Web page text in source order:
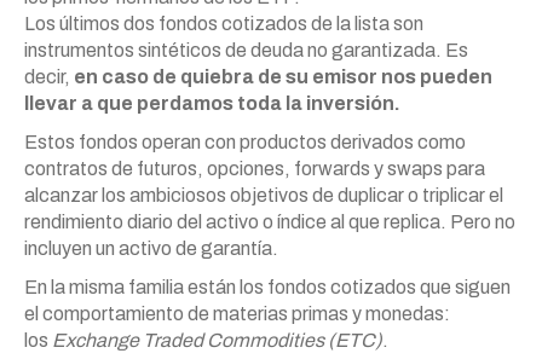
Los últimos dos fondos cotizados de la lista son
instrumentos sintéticos de deuda no garantizada. Es
decir, en caso de quiebra de su emisor nos pueden
llevar a que perdamos toda la inversión.
Estos fondos operan con productos derivados como
contratos de futuros, opciones, forwards y swaps para
alcanzar los ambiciosos objetivos de duplicar o triplicar el
rendimiento diario del activo o índice al que replica. Pero no
incluyen un activo de garantía.
En la misma familia están los fondos cotizados que siguen
el comportamiento de materias primas y monedas:
los Exchange Traded Commodities (ETC).